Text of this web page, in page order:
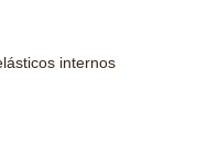
internos